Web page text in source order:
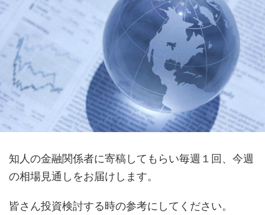
知人の金融関係者に寄稿してもらい毎週１回、今週
の相場見通しをお届けします。
皆さん投資検討する時の参考にしてください。